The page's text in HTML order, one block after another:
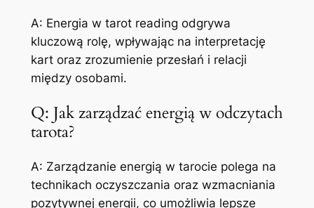
A: Energia w tarot reading odgrywa
kluczową rolę, wpływając na interpretację
kart oraz zrozumienie przesłań i relacji
między osobami.
Q: Jak zarządzać energią w odczytach
tarota?
A: Zarządzanie energią w tarocie polega na
technikach oczyszczania oraz wzmacniania
pozytywnej energii, co umożliwia lepsze